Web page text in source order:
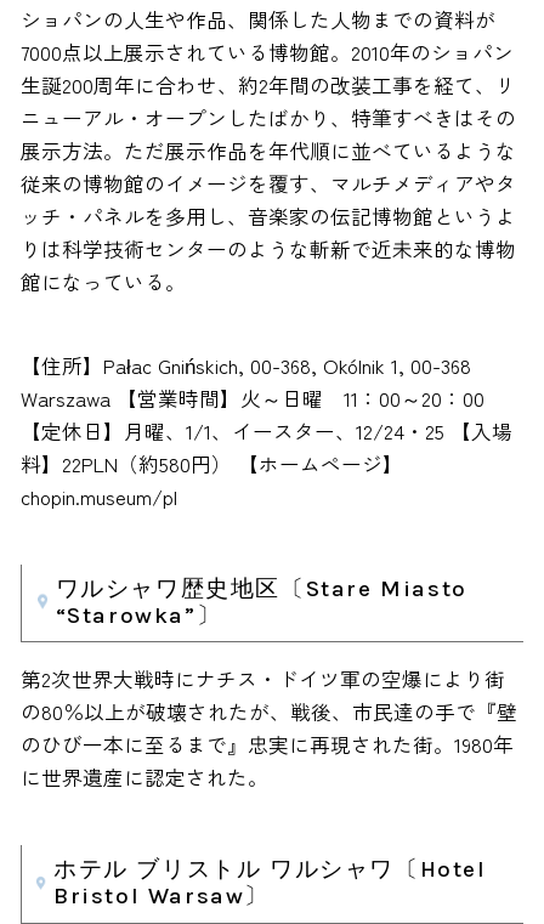
ショパンの人生や作品、関係した人物までの資料が
7000点以上展示されている博物館。2010年のショパン
生誕200周年に合わせ、約2年間の改装工事を経て、リ
ニューアル・オープンしたばかり、特筆すべきはその
展示方法。ただ展示作品を年代順に並べているような
従来の博物館のイメージを覆す、マルチメディアやタ
ッチ・パネルを多用し、音楽家の伝記博物館というよ
りは科学技術センターのような斬新で近未来的な博物
館になっている。
【住所】Pałac Gnińskich, 00-368, Okólnik 1, 00-368
Warszawa 【営業時間】火～日曜 11：00～20：00
【定休日】月曜、1/1、イースター、12/24・25 【入場
料】22PLN（約580円） 【ホームページ】
chopin.museum/pl
ワルシャワ歴史地区〔Stare Miasto
“Starowka”〕
第2次世界大戦時にナチス・ドイツ軍の空爆により街
の80％以上が破壊されたが、戦後、市民達の手で『壁
のひび一本に至るまで』忠実に再現された街。1980年
に世界遺産に認定された。
ホテル ブリストル ワルシャワ〔Hotel
Bristol Warsaw〕